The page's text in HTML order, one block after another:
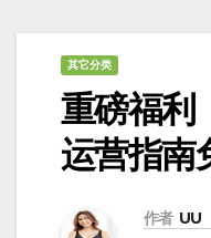
其它分类
重磅福利
运营指南
作者 UU